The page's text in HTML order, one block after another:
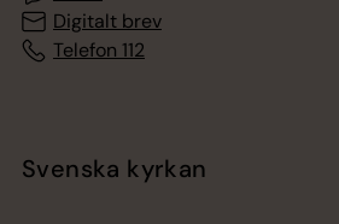
Digitalt brev
Telefon 112
Svenska kyrkan